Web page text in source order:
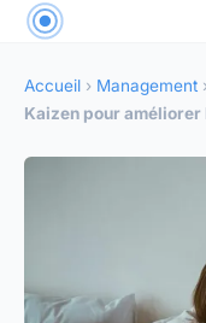
Accueil › Management ›
Kaizen pour